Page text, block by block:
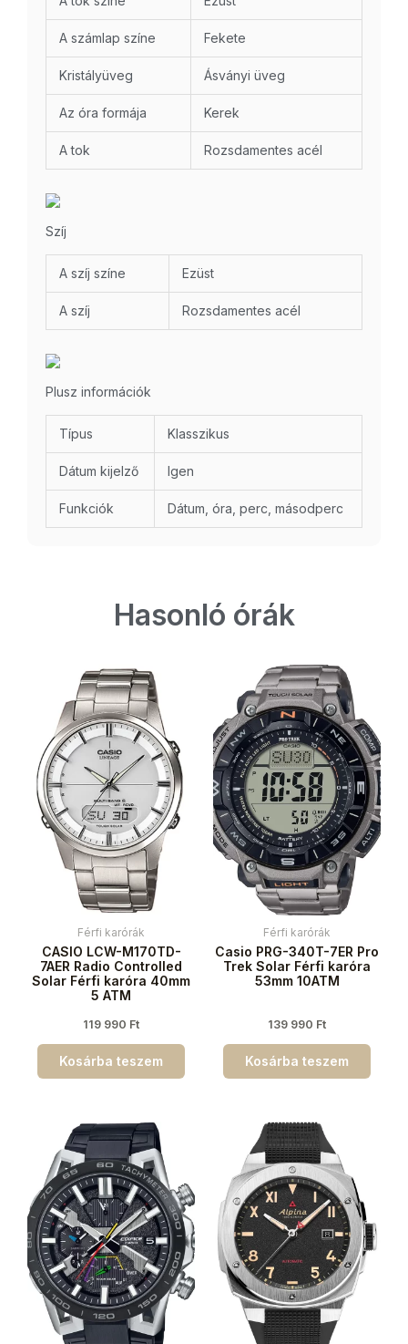
A számlap színe Fekete
Kristályüveg Ásványi üveg
Az óra formája Kerek
A tok Rozsdamentes acél
Szíj
A szíj színe Ezüst
A szíj Rozsdamentes acél
Plusz információk
Típus Klasszikus
Dátum kijelző Igen
Funkciók Dátum, óra, perc, másodperc
Hasonló órák
Férfi karórák
CASIO LCW-M170TD-
7AER Radio Controlled
Solar Férfi karóra 40mm
5 ATM
119 990 Ft
Kosárba teszem
Férfi karórák
Casio PRG-340T-7ER Pro
Trek Solar Férfi karóra
53mm 10ATM
139 990 Ft
Kosárba teszem